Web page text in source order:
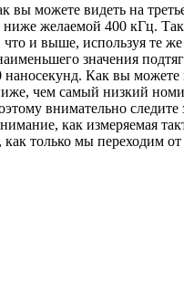
вы можете видеть на
ниже желаемой 400 кГц.
и выше, используя те
значения
Как вы можете
чем самый низкий
внимательно следите
как измеряемая
только мы переходим